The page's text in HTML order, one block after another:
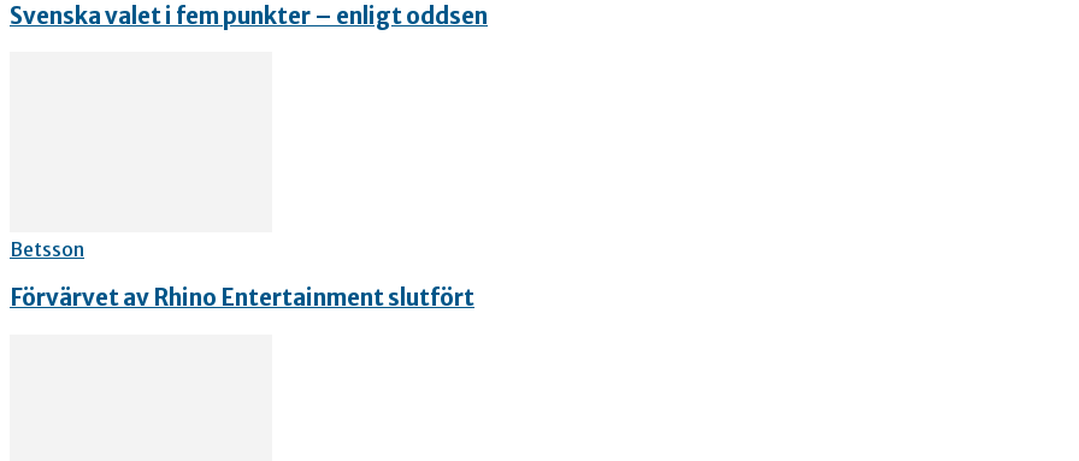
Svenska valet i fem punkter – enligt oddsen
Betsson
Förvärvet av Rhino Entertainment slutfört